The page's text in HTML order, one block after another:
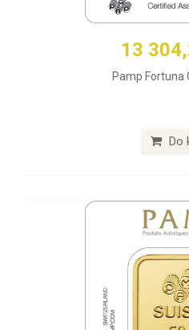
13
Pamp Fortuna
Do